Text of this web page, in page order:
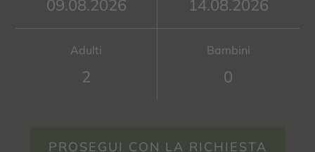
Adulti Bambini
PROSEGUI CON LA RICHIESTA